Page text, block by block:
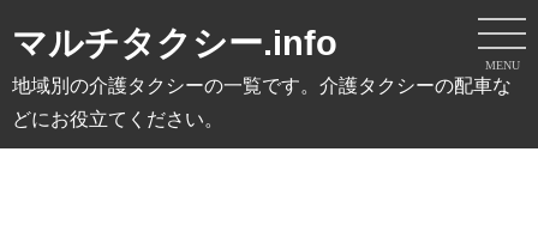
MENU
マルチタクシー.info
地域別の介護タクシーの一覧です。介護タクシーの配車な
どにお役立てください。